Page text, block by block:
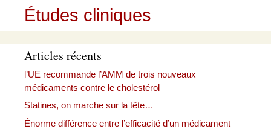
Études cliniques
Articles récents
l’UE recommande l’AMM de trois nouveaux
médicaments contre le cholestérol
Statines, on marche sur la tête…
Énorme différence entre l’efficacité d’un médicament